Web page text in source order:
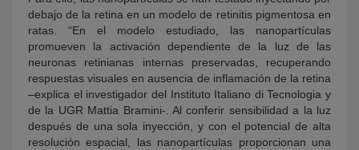
debajo de la retina en un modelo de retinitis pigmentosa en
ratas. “En el modelo estudiado, las nanopartículas
promueven la activación dependiente de la luz de las
neuronas retinianas internas preservadas, recuperando
respuestas visuales en ausencia de inflamación de la retina
–explica el investigador del Instituto Italiano di Tecnologia y
de la UGR Mattia Bramini-. Al conferir sensibilidad a la luz
después de una sola inyección, y con el potencial de alta
resolución espacial, las nanopartículas proporcionan una